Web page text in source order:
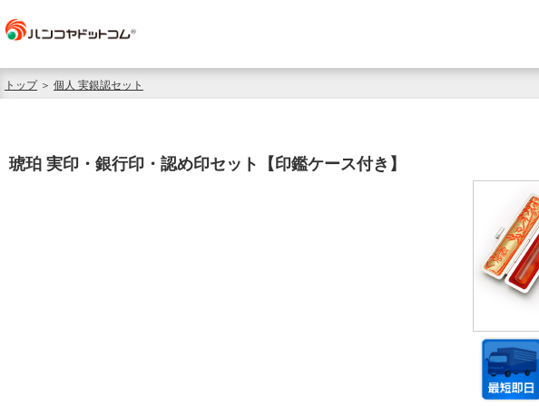
トップ＞ 個人 実銀認セット
琥珀 実印・銀行印・認め印セット【印鑑ケース付き】